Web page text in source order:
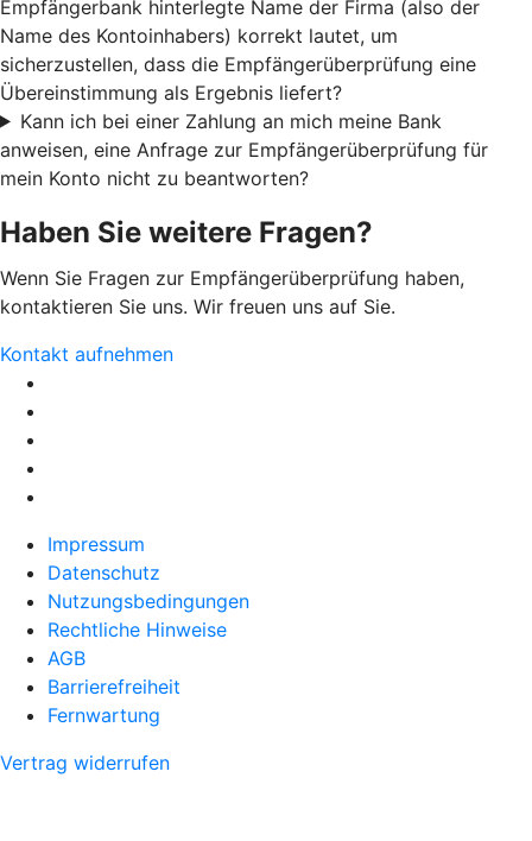
Empfängerbank hinterlegte Name der Firma (also der
Name des Kontoinhabers) korrekt lautet, um
sicherzustellen, dass die Empfängerüberprüfung eine
Übereinstimmung als Ergebnis liefert?
Kann ich bei einer Zahlung an mich meine Bank
anweisen, eine Anfrage zur Empfängerüberprüfung für
mein Konto nicht zu beantworten?
Haben Sie weitere Fragen?
Wenn Sie Fragen zur Empfängerüberprüfung haben,
kontaktieren Sie uns. Wir freuen uns auf Sie.
Kontakt aufnehmen
Impressum
Datenschutz
Nutzungsbedingungen
Rechtliche Hinweise
AGB
Barrierefreiheit
Fernwartung
Vertrag widerrufen